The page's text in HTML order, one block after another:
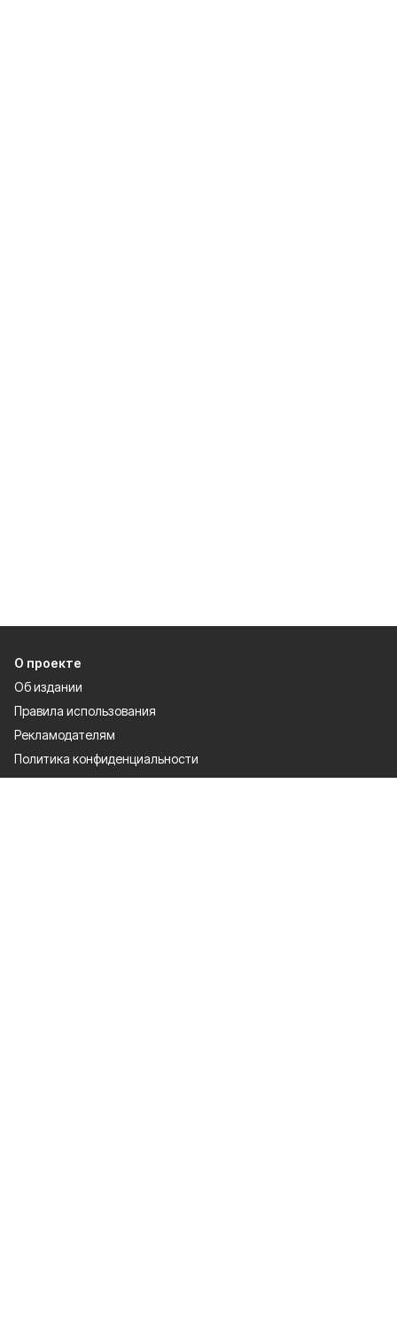
О проекте
Об издании
Правила использования
Рекламодателям
Политика конфиденциальности